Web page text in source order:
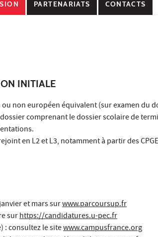
PARTENARIATS CONTACTS
INITIALE
non européen équivalent (sur examen du
comprenant le dossier scolaire de
en L2 et L3, notamment à partir des
et mars surwww.parcoursup.fr
surhttps://candidatures.u-pec.fr
: consultez le sitewww.campusfrance.org